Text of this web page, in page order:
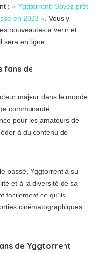
: « Yggtorrent: Soyez prêt
en 2023 » . Vous y
nouveautés à venir et
sera en ligne.
fans de
majeur dans le monde
communauté
pour les amateurs de
à du contenu de
passé, Yggtorrent a su
et à la diversité de sa
facilement ce qu’ils
cinématographiques
de Yggtorrent